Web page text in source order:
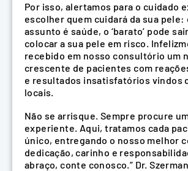
Por isso, alertamos para o cuidado
escolher quem cuidará da sua pele:
assunto é saúde, o ‘barato’ pode
colocar a sua pele em risco.
recebido em nosso consultório um
crescente de pacientes com
e resultados insatisfatórios vindos
locais.
Não se arrisque. Sempre procure
experiente. Aqui, tratamos cada
único, entregando o nosso melhor
dedicação, carinho e
abraço, conte conosco.” Dr. Szerman